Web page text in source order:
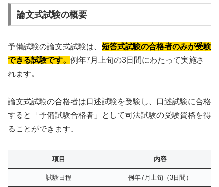
論文式試験の概要
予備試験の論文式試験は、 短答式試験の合格者のみが受験
できる試験です。 例年7月上旬の3日間にわたって実施さ
れます。
論文式試験の合格者は口述試験を受験し、口述試験に合格
すると「予備試験合格者」として司法試験の受験資格を得
ることができます。
項目 内容
試験日程 例年7月上旬（3日間）